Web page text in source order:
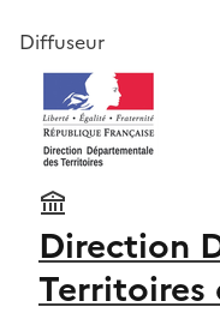
Diffuseur
Direction
Territoires